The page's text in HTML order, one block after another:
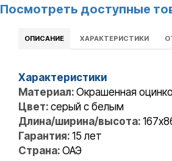
Посмотреть доступные
ОПИСАНИЕ ХАРАКТЕРИСТИКИ
Характеристики
Материал: Окрашенная
Цвет: серый с белым
Длина/ширина/высота:
Гарантия: 15 лет
Страна: ОАЭ